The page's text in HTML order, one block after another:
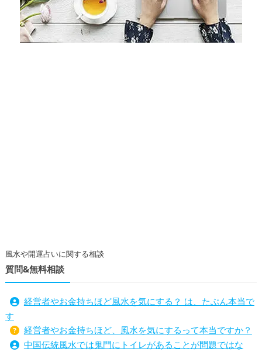
風水や開運占いに関する相談
質問&無料相談
経営者やお金持ちほど風水を気にする？ は、たぶん本当で
す
経営者やお金持ちほど、風水を気にするって本当ですか？
中国伝統風水では鬼門にトイレがあることが問題ではな